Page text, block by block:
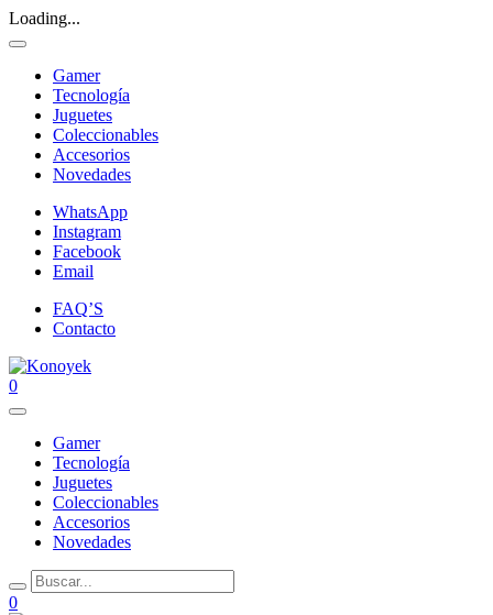
Loading...
Gamer
Tecnología
Juguetes
Coleccionables
Accesorios
Novedades
WhatsApp
Instagram
Facebook
Email
FAQ’S
Contacto
0
Gamer
Tecnología
Juguetes
Coleccionables
Accesorios
Novedades
0